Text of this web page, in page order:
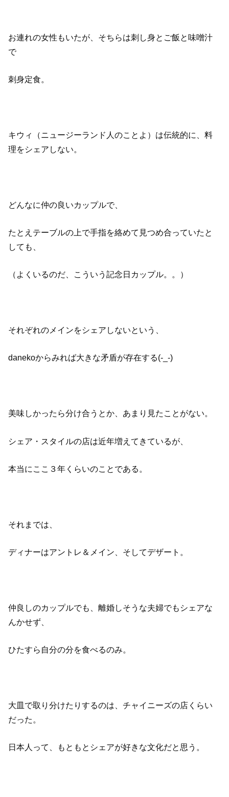
お連れの女性もいたが、そちらは刺し身とご飯と味噌汁
で
刺身定食。
キウィ（ニュージーランド人のことよ）は伝統的に、料
理をシェアしない。
どんなに仲の良いカップルで、
たとえテーブルの上で手指を絡めて見つめ合っていたと
しても、
（よくいるのだ、こういう記念日カップル。。）
それぞれのメインをシェアしないという、
danekoからみれば大きな矛盾が存在する(-_-)
美味しかったら分け合うとか、あまり見たことがない。
シェア・スタイルの店は近年増えてきているが、
本当にここ３年くらいのことである。
それまでは、
ディナーはアントレ＆メイン、そしてデザート。
仲良しのカップルでも、離婚しそうな夫婦でもシェアな
んかせず、
ひたすら自分の分を食べるのみ。
大皿で取り分けたりするのは、チャイニーズの店くらい
だった。
日本人って、もともとシェアが好きな文化だと思う。